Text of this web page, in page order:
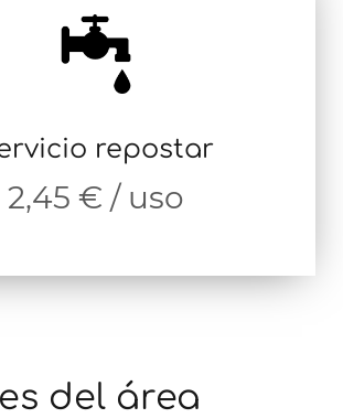
repostar
2,45 € / uso
del área